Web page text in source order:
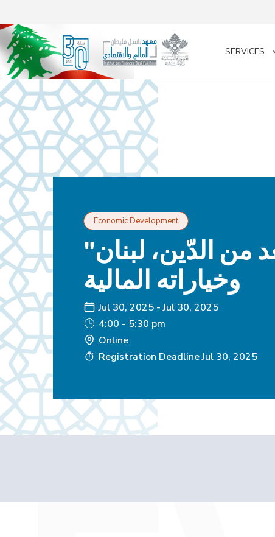
SERVICES
Economic Development
"وبينار "أبعد من الدّين، لبنان
وخياراته المالية
Jul 30, 2025 - Jul 30, 2025
4:00 - 5:30 pm
Online
Registration DeadlineJul 30, 2025